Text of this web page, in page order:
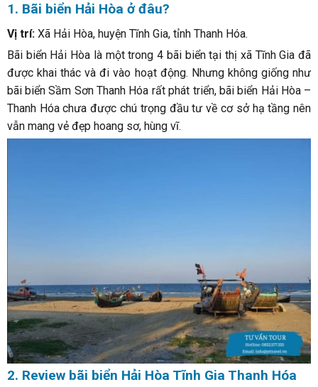
1. Bãi biển Hải Hòa ở đâu?
Vị trí:Xã Hải Hòa, huyện Tĩnh Gia, tỉnh Thanh Hóa.
Bãi biển Hải Hòa là một trong 4 bãi biển tại thị xã Tĩnh Gia đã
được khai thác và đi vào hoạt động. Nhưng không giống như
bãi biển Sầm Sơn Thanh Hóa rất phát triển, bãi biển Hải Hòa –
Thanh Hóa chưa được chú trọng đầu tư về cơ sở hạ tầng nên
vẫn mang vẻ đẹp hoang sơ, hùng vĩ.
2. Review bãi biển Hải Hòa Tĩnh Gia Thanh Hóa